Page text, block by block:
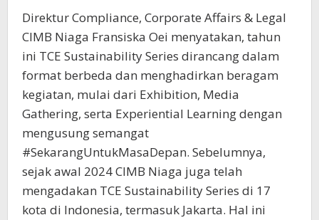
Direktur Compliance, Corporate Affairs & Legal
CIMB Niaga Fransiska Oei menyatakan, tahun
ini TCE Sustainability Series dirancang dalam
format berbeda dan menghadirkan beragam
kegiatan, mulai dari Exhibition, Media
Gathering, serta Experiential Learning dengan
mengusung semangat
#SekarangUntukMasaDepan. Sebelumnya,
sejak awal 2024 CIMB Niaga juga telah
mengadakan TCE Sustainability Series di 17
kota di Indonesia, termasuk Jakarta. Hal ini